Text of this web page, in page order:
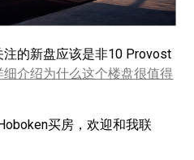
的新盘应该是非10 Provost
介绍为什么这个楼盘很值得
买房，欢迎和我联